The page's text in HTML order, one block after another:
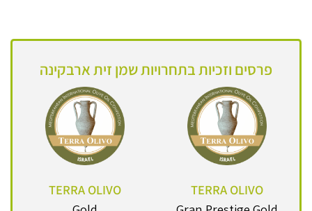
פרסים וזכיות בתחרויות שמן זית ארבקינה
TERRA OLIVO
TERRA OLIVO